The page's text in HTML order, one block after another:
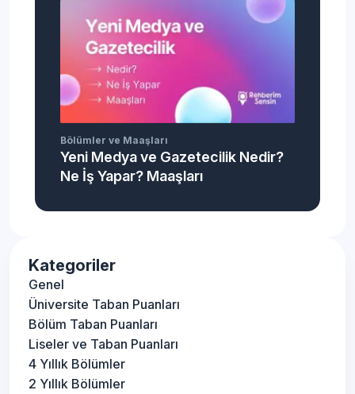
Bölümler ve Maaşları
Yeni Medya ve Gazetecilik Nedir?
Ne İş Yapar? Maaşları
Kategoriler
Genel
Üniversite Taban Puanları
Bölüm Taban Puanları
Liseler ve Taban Puanları
4 Yıllık Bölümler
2 Yıllık Bölümler